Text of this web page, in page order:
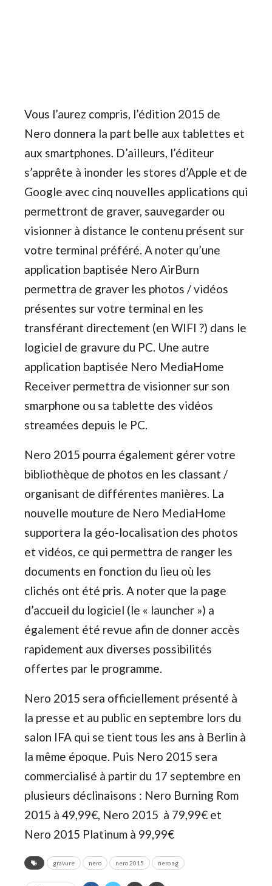
Vous l’aurez compris, l’édition 2015 de
Nero donnera la part belle aux tablettes et
aux smartphones. D’ailleurs, l’éditeur
s’apprête à inonder les stores d’Apple et de
Google avec cinq nouvelles applications qui
permettront de graver, sauvegarder ou
visionner à distance le contenu présent sur
votre terminal préféré. A noter qu’une
application baptisée Nero AirBurn
permettra de graver les photos / vidéos
présentes sur votre terminal en les
transférant directement (en WIFI ?) dans le
logiciel de gravure du PC. Une autre
application baptisée Nero MediaHome
Receiver permettra de visionner sur son
smarphone ou sa tablette des vidéos
streamées depuis le PC.
Nero 2015 pourra également gérer votre
bibliothèque de photos en les classant /
organisant de différentes manières. La
nouvelle mouture de Nero MediaHome
supportera la géo-localisation des photos
et vidéos, ce qui permettra de ranger les
documents en fonction du lieu où les
clichés ont été pris. A noter que la page
d’accueil du logiciel (le « launcher ») a
également été revue afin de donner accès
rapidement aux diverses possibilités
offertes par le programme.
Nero 2015 sera officiellement présenté à
la presse et au public en septembre lors du
salon IFA qui se tient tous les ans à Berlin à
la même époque. Puis Nero 2015 sera
commercialisé à partir du 17 septembre en
plusieurs déclinaisons : Nero Burning Rom
2015 à 49,99€, Nero 2015 à 79,99€ et
Nero 2015 Platinum à 99,99€
gravure nero nero 2015 nero ag